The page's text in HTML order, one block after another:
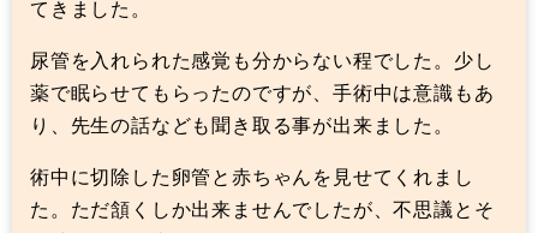
てきました。
尿管を入れられた感覚も分からない程でした。少し
薬で眠らせてもらったのですが、手術中は意識もあ
り、先生の話なども聞き取る事が出来ました。
術中に切除した卵管と赤ちゃんを見せてくれまし
た。ただ頷くしか出来ませんでしたが、不思議とそ